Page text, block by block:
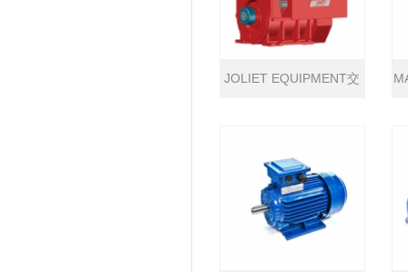
JOLIET EQUIPMENT交